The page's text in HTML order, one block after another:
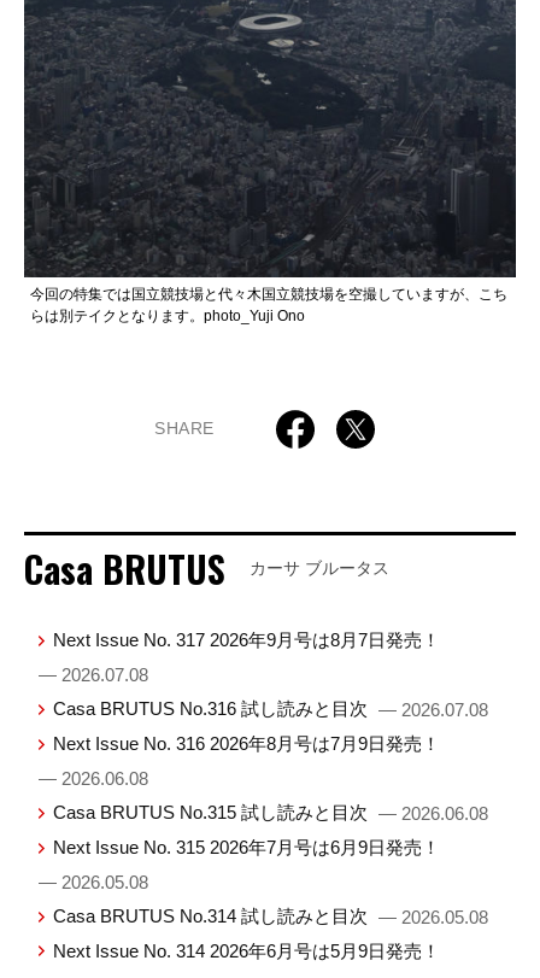
今回の特集では国立競技場と代々木国立競技場を空撮していますが、こち
らは別テイクとなります。photo_Yuji Ono
SHARE
Casa BRUTUS カーサ ブルータス
Next Issue No. 317 2026年9月号は8月7日発売！
— 2026.07.08
Casa BRUTUS No.316 試し読みと目次 — 2026.07.08
Next Issue No. 316 2026年8月号は7月9日発売！
— 2026.06.08
Casa BRUTUS No.315 試し読みと目次 — 2026.06.08
Next Issue No. 315 2026年7月号は6月9日発売！
— 2026.05.08
Casa BRUTUS No.314 試し読みと目次 — 2026.05.08
Next Issue No. 314 2026年6月号は5月9日発売！